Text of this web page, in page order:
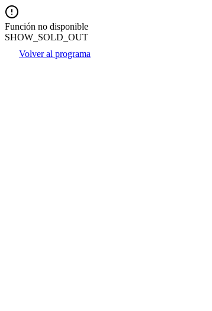
Función no disponible
SHOW_SOLD_OUT
Volver al programa